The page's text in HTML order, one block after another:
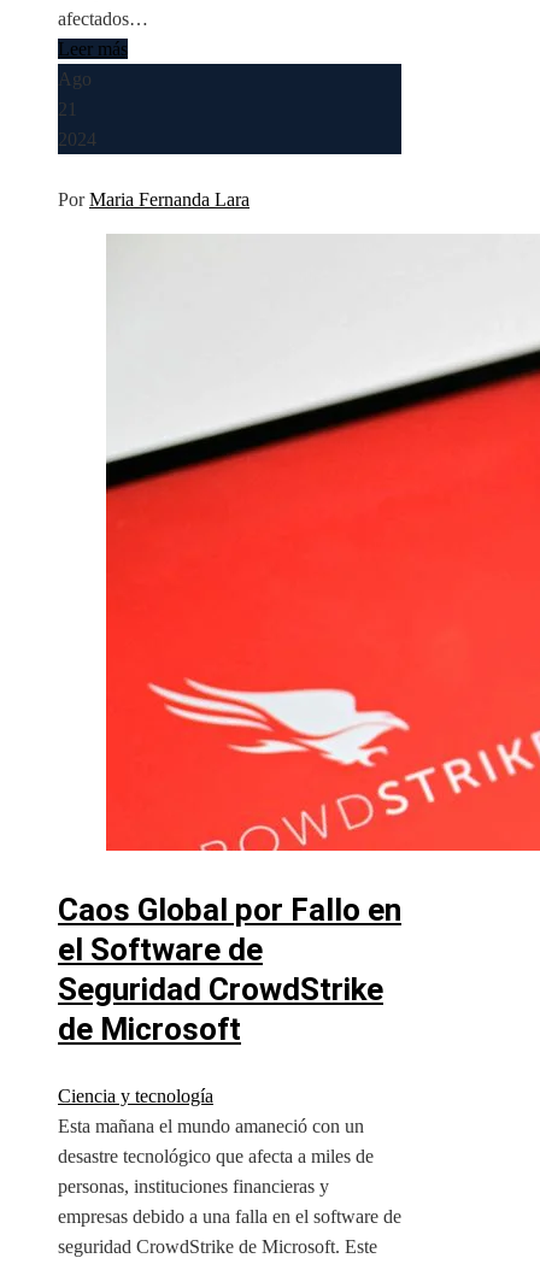
afectados…
Leer más
Ago
21
2024
PorMaria Fernanda Lara
Caos Global por Fallo en
el Software de
Seguridad CrowdStrike
de Microsoft
Ciencia y tecnología
Esta mañana el mundo amaneció con un
desastre tecnológico que afecta a miles de
personas, instituciones financieras y
empresas debido a una falla en el software de
seguridad CrowdStrike de Microsoft. Este